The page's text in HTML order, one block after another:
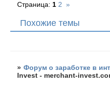
Страница:1 2 »
Похожие темы
» Форум о заработке в
Invest - merchant-